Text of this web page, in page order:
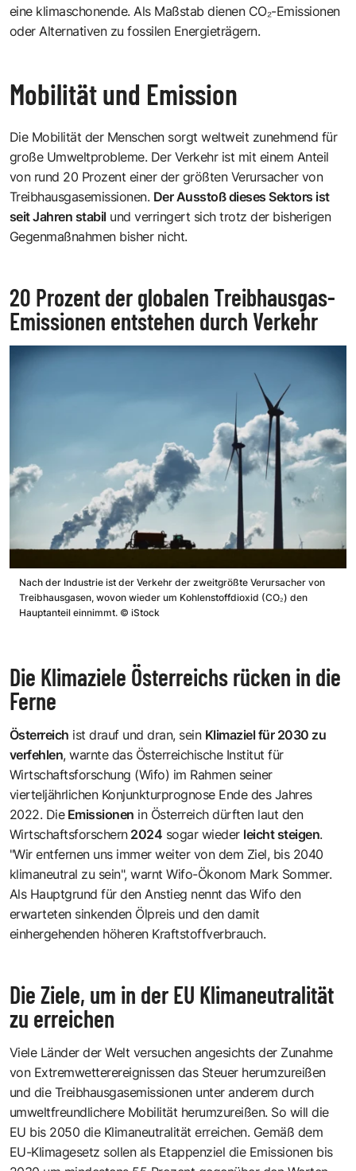
eine klimaschonende. Als Maßstab dienen CO₂-Emissionen
oder Alternativen zu fossilen Energieträgern.
Mobilität und Emission
Die Mobilität der Menschen sorgt weltweit zunehmend für
große Umweltprobleme. Der Verkehr ist mit einem Anteil
von rund 20 Prozent einer der größten Verursacher von
Treibhausgasemissionen. Der Ausstoß dieses Sektors ist
seit Jahren stabil und verringert sich trotz der bisherigen
Gegenmaßnahmen bisher nicht.
20 Prozent der globalen Treibhausgas-
Emissionen entstehen durch Verkehr
Nach der Industrie ist der Verkehr der zweitgrößte Verursacher von
Treibhausgasen, wovon wieder um Kohlenstoffdioxid (CO₂) den
Hauptanteil einnimmt. © iStock
Die Klimaziele Österreichs rücken in die
Ferne
Österreich ist drauf und dran, sein Klimaziel für 2030 zu
verfehlen, warnte das Österreichische Institut für
Wirtschaftsforschung (Wifo) im Rahmen seiner
vierteljährlichen Konjunkturprognose Ende des Jahres
2022. DieEmissionen in Österreich dürften laut den
Wirtschaftsforschern 2024 sogar wieder leicht steigen.
"Wir entfernen uns immer weiter von dem Ziel, bis 2040
klimaneutral zu sein", warnt Wifo-Ökonom Mark Sommer.
Als Hauptgrund für den Anstieg nennt das Wifo den
erwarteten sinkenden Ölpreis und den damit
einhergehenden höheren Kraftstoffverbrauch.
Die Ziele, um in der EU Klimaneutralität
zu erreichen
Viele Länder der Welt versuchen angesichts der Zunahme
von Extremwetterereignissen das Steuer herumzureißen
und die Treibhausgasemissionen unter anderem durch
umweltfreundlichere Mobilität herumzureißen. So will die
EU bis 2050 die Klimaneutralität erreichen. Gemäß dem
EU-Klimagesetz sollen als Etappenziel die Emissionen bis